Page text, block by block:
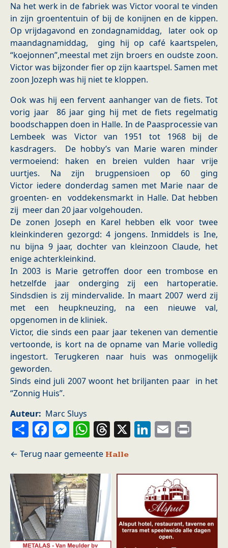
Na het werk in de fabriek was Victor vooral te vinden
in zijn groententuin of bij de konijnen en de kippen.
Op vrijdagavond en zondagnamiddag, later ook op
maandagnamiddag, ging hij op café kaartspelen,
“koejonnen”,meestal met zijn broers en oudste zoon.
Victor was bijzonder fier op zijn kaartspel. Samen met
zoon Jozeph was hij niet te kloppen.
Ook was hij een fervent aanhanger van de fiets. Tot
vorig jaar 86 jaar ging hij met de fiets regelmatig
boodschappen doen in Halle. In de Paasprocessie van
Lembeek was Victor van 1951 tot 1968 bij de
kasdragers. De hobby’s van Marie waren minder
vermoeiend: haken en breien vulden haar vrije
uurtjes. Na zijn brugpensioen op 60 ging
Victor iedere donderdag samen met Marie naar de
groenten- en voddekensmarkt in Halle. Dat hebben
zij meer dan 20 jaar volgehouden.
De zonen Joseph en Karel hebben elk voor twee
kleinkinderen gezorgd: 4 jongens.Inmiddels is Ine,
nu bijna 9 jaar, dochter van kleinzoon Claude, het
enige achterkleinkind.
In 2003 is Marie getroffen door een trombose en
hetzelfde jaar onderging zij een hartoperatie.
Sindsdien is zij mindervalide. In maart 2007 werd zij
met een heupkneuzing, na een nieuwe val,
opgenomen in de kliniek.
Victor, die sinds een paar jaar tekenen van dementie
vertoonde, is kort na de opname van Marie volledig
ingestort. Terugkeren naar huis was onmogelijk
geworden.
Sinds eind juli 2007 woont het briljanten paar in het
“Zonnig Huis”.
Auteur
Marc Sluys
ShareFacebook
Messenger
WhatsApp
Threads
X LinkedIn
Email
Halle